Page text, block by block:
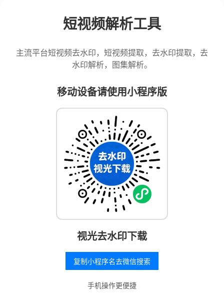
短视频解析工具
主流平台短视频去水印，短视频提取，去水印提取，去
水印解析，图集解析。
移动设备请使用小程序版
视光去水印下载
复制小程序名去微信搜索
手机操作更便捷